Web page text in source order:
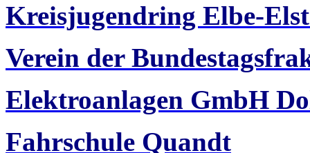
Kreisjugendring Elbe-
Verein der
Elektroanlagen GmbH
Fahrschule Quandt